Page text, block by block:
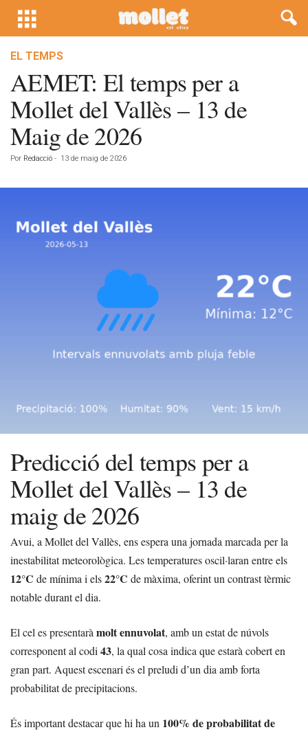
EL TEMPS
AEMET: El temps per a
Mollet del Vallès – 13 de
Maig de 2026
Por Redacció - 13 de maig de 2026
Predicció del temps per a
Mollet del Vallès – 13 de
maig de 2026
Avui, a Mollet del Vallès, ens espera una jornada marcada per la
inestabilitat meteorològica. Les temperatures oscil·laran entre els
12°C de mínima i els22°C de màxima, oferint un contrast tèrmic
notable durant el dia.
El cel es presentaràmolt ennuvolat, amb un estat de núvols
corresponent al codi43, la qual cosa indica que estarà cobert en
gran part. Aquest escenari és el preludi d’un dia amb forta
probabilitat de precipitacions.
És important destacar que hi ha un 100% de probabilitat de